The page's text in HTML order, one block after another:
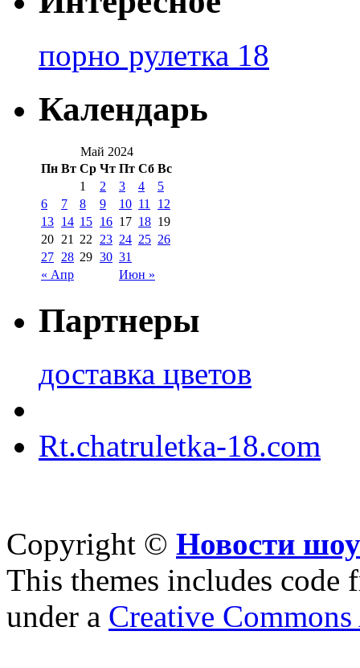
порно рулетка 18
Календарь
Май 2024
Пн Вт Ср Чт Пт Сб Вс
« Апр Июн »
1 2 3 4
5
6
7 8 9 10 11
12
13 14 15 16 17 18 19
20 21 22 23 24 25 26
27 28 29 30 31
Партнеры
доставка цветов
Rt.chatruletka-18.com
Copyright © Новости
This themes includes code
under a Creative